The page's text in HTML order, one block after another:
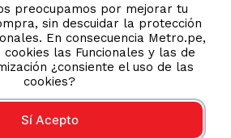
preocupamos por mejorar tu
sin descuidar la protección
En consecuencia Metro.pe,
las Funcionales y las de
¿consiente el uso de las
cookies?
Sí Acepto